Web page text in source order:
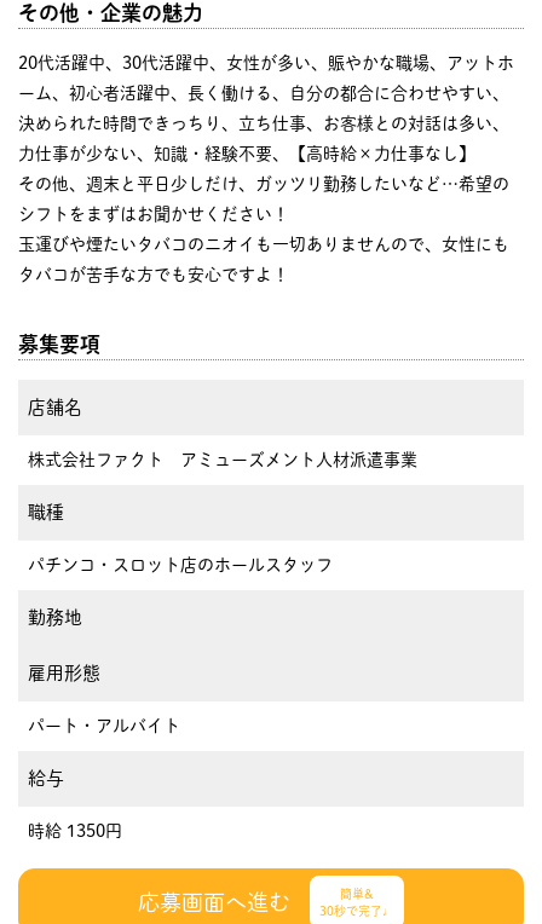
その他・企業の魅力
20代活躍中、30代活躍中、女性が多い、賑やかな職場、アットホ
ーム、初心者活躍中、長く働ける、自分の都合に合わせやすい、
決められた時間できっちり、立ち仕事、お客様との対話は多い、
力仕事が少ない、知識・経験不要、【高時給×力仕事なし】
その他、週末と平日少しだけ、ガッツリ勤務したいなど…希望の
シフトをまずはお聞かせください！
玉運びや煙たいタバコのニオイも一切ありませんので、女性にも
タバコが苦手な方でも安心ですよ！
募集要項
店舗名
株式会社ファクト アミューズメント人材派遣事業
職種
パチンコ・スロット店のホールスタッフ
勤務地
雇用形態
パート・アルバイト
給与
時給 1350円
応募画面へ進む
簡単&
30秒で完了♩